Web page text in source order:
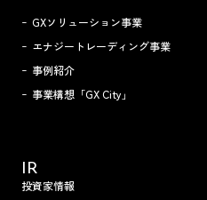
GXソリューション事業
エナジートレーディング事業
事例紹介
事業構想「GX City」
IR
投資家情報